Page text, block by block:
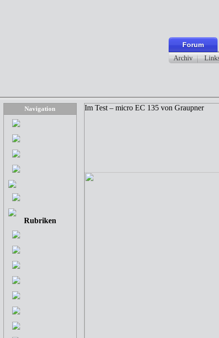
Forum
Archiv
Navigation
Rubriken
Im Test – micro EC 135 von Graupner